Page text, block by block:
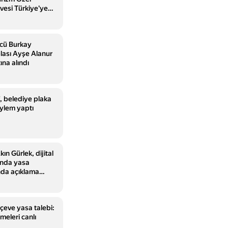
Türkiye'ye
Burkay
Ayşe Alanur
alındı
belediye plaka
yaptı
Gürlek, dijital
yasa
açıklama
yasa talebi:
canlı